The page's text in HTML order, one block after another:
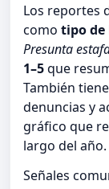
Los reportes
como tipo de
Presunta
1–5que
También
denuncias y
gráfico que
largo del año.
Señales